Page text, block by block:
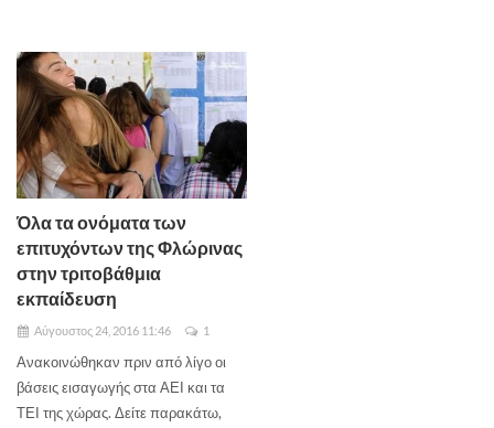
Όλα τα ονόματα των
επιτυχόντων της Φλώρινας
στην τριτοβάθμια
εκπαίδευση
Αύγουστος 24, 2016 11:46 1
Ανακοινώθηκαν πριν από λίγο οι
βάσεις εισαγωγής στα ΑΕΙ και τα
ΤΕΙ της χώρας. Δείτε παρακάτω,